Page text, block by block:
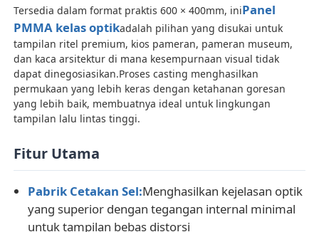
Hubungi kami
Berita
Quote request suatu
Tersedia dalam format praktis 600 × 400mm, iniPanel
PMMA kelas optikadalah pilihan yang disukai untuk
tampilan ritel premium, kios pameran, pameran museum,
dan kaca arsitektur di mana kesempurnaan visual tidak
dapat dinegosiasikan.Proses casting menghasilkan
permukaan yang lebih keras dengan ketahanan goresan
yang lebih baik, membuatnya ideal untuk lingkungan
tampilan lalu lintas tinggi.
Fitur Utama
Pabrik Cetakan Sel:Menghasilkan kejelasan optik
yang superior dengan tegangan internal minimal
untuk tampilan bebas distorsi